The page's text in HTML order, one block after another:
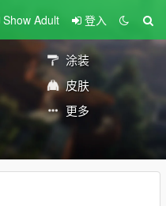
Show Adult 登入
涂装
皮肤
更多